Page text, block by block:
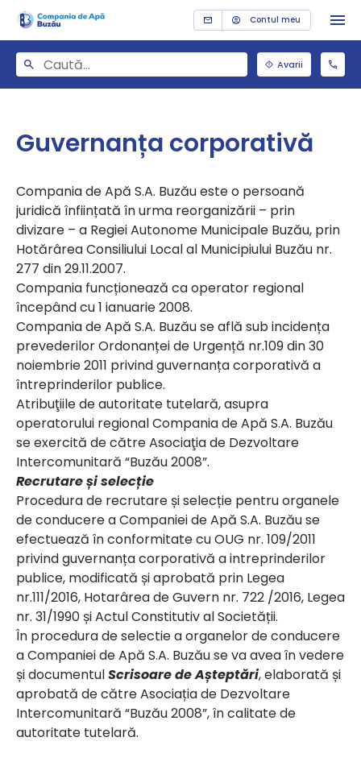
Contul meu
Avarii
Guvernanța corporativă
Compania de Apă S.A. Buzău este o persoană
juridică înființată în urma reorganizării – prin
divizare – a Regiei Autonome Municipale Buzău, prin
Hotărârea Consiliului Local al Municipiului Buzău nr.
277 din 29.11.2007.
Compania funcționează ca operator regional
începând cu 1 ianuarie 2008.
Compania de Apă S.A. Buzău se află sub incidența
prevederilor Ordonanței de Urgență nr.109 din 30
noiembrie 2011 privind guvernanța corporativă a
întreprinderilor publice.
Atribuţiile de autoritate tutelară, asupra
operatorului regional Compania de Apă S.A. Buzău
se exercită de către Asociaţia de Dezvoltare
Intercomunitară “Buzău 2008”.
Recrutare și selecție
Procedura de recrutare și selecție pentru organele
de conducere a Companiei de Apă S.A. Buzău se
efectuează în conformitate cu OUG nr. 109/2011
privind guvernanța corporativă a intreprinderilor
publice, modificată și aprobată prin Legea
nr.111/2016, Hotarârea de Guvern nr. 722 /2016, Legea
nr. 31/1990 și Actul Constitutiv al Societății.
În procedura de selectie a organelor de conducere
a Companiei de Apă S.A. Buzău se va avea în vedere
și documentulScrisoare de Așteptări, elaborată și
aprobată de către Asociația de Dezvoltare
Intercomunitară “Buzău 2008”, în calitate de
autoritate tutelară.